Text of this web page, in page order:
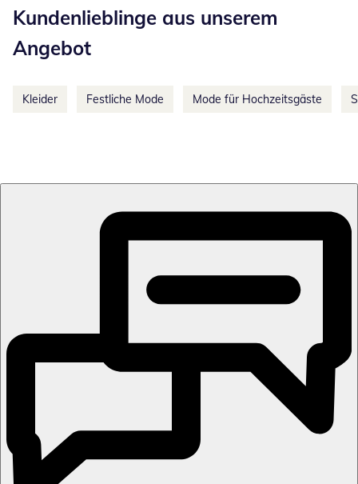
Kundenlieblinge aus unserem
Angebot
Kleider Festliche Mode Mode für Hochzeitsgäste